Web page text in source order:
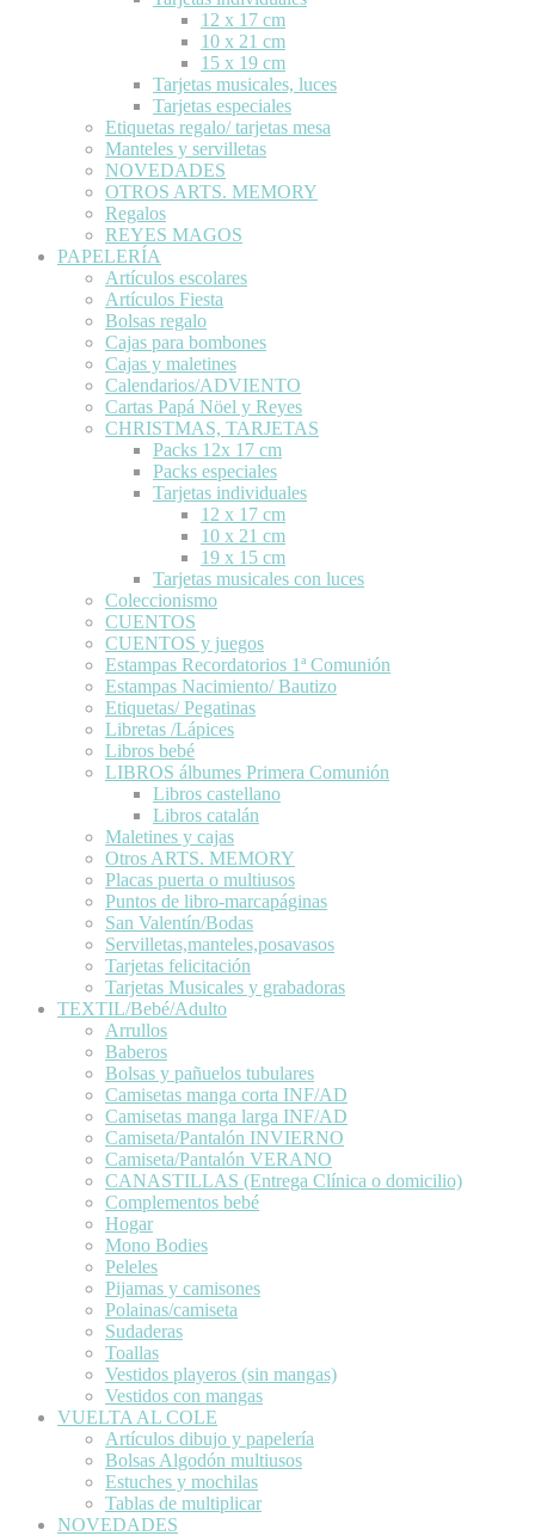
12 x 17 cm
10 x 21 cm
15 x 19 cm
Tarjetas musicales, luces
Tarjetas especiales
Etiquetas regalo/ tarjetas mesa
Manteles y servilletas
NOVEDADES
OTROS ARTS. MEMORY
Regalos
REYES MAGOS
PAPELERÍA
Artículos escolares
Artículos Fiesta
Bolsas regalo
Cajas para bombones
Cajas y maletines
Calendarios/ADVIENTO
Cartas Papá Nöel y Reyes
CHRISTMAS, TARJETAS
Packs 12x 17 cm
Packs especiales
Tarjetas individuales
12 x 17 cm
10 x 21 cm
19 x 15 cm
Tarjetas musicales con luces
Coleccionismo
CUENTOS
CUENTOS y juegos
Estampas Recordatorios 1ª Comunión
Estampas Nacimiento/ Bautizo
Etiquetas/ Pegatinas
Libretas /Lápices
Libros bebé
LIBROS álbumes Primera Comunión
Libros castellano
Libros catalán
Maletines y cajas
Otros ARTS. MEMORY
Placas puerta o multiusos
Puntos de libro-marcapáginas
San Valentín/Bodas
Servilletas,manteles,posavasos
Tarjetas felicitación
Tarjetas Musicales y grabadoras
TEXTIL/Bebé/Adulto
Arrullos
Baberos
Bolsas y pañuelos tubulares
Camisetas manga corta INF/AD
Camisetas manga larga INF/AD
Camiseta/Pantalón INVIERNO
Camiseta/Pantalón VERANO
CANASTILLAS (Entrega Clínica o domicilio)
Complementos bebé
Hogar
Mono Bodies
Peleles
Pijamas y camisones
Polainas/camiseta
Sudaderas
Toallas
Vestidos playeros (sin mangas)
Vestidos con mangas
VUELTA AL COLE
Artículos dibujo y papelería
Bolsas Algodón multiusos
Estuches y mochilas
Tablas de multiplicar
NOVEDADES